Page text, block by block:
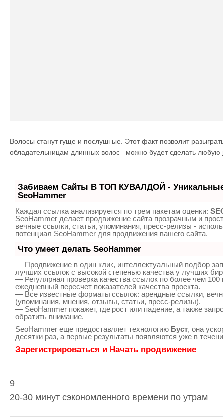
Волосы станут гуще и послушные. Этот факт позволит
обладательницам длинных волос –можно будет сделать любую
Забиваем Сайты В ТОП КУВАЛДОЙ -
SeoHammer
Каждая ссылка анализируется по трем пакетам оценки:
SeoHammer делает продвижение сайта прозрачным и
вечные ссылки, статьи, упоминания, пресс-релизы -
потенциал SeoHammer для продвижения вашего сайта.
Что умеет делать SeoHammer
— Продвижение в один клик, интеллектуальный подбор
лучших ссылок с высокой степенью качества у лучших
— Регулярная проверка качества ссылок по более чем 100
ежедневный пересчет показателей качества проекта.
— Все известные форматы ссылок: арендные ссылки,
(упоминания, мнения, отзывы, статьи, пресс-релизы).
— SeoHammer покажет, где рост или падение, а также
обратить внимание.
SeoHammer еще предоставляет технологию Буст, она
десятки раз, а первые результаты появляются уже в
Зарегистрироваться и Начать продвижение
9
20-30 минут сэкономленного времени по утрам